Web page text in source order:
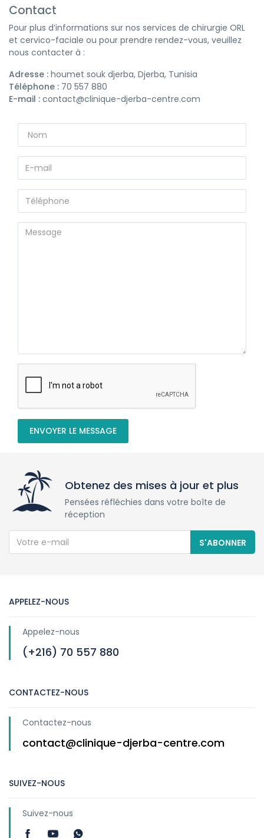
Contact
Pour plus d’informations sur nos services de chirurgie ORL
et cervico-faciale ou pour prendre rendez-vous, veuillez
nous contacter à :
Adresse : houmet souk djerba, Djerba, Tunisia
Téléphone : 70 557 880
E-mail : contact@clinique-djerba-centre.com
ENVOYER LE MESSAGE
Obtenez des mises à jour et plus
Pensées réfléchies dans votre boîte de
réception
S'ABONNER
APPELEZ-NOUS
Appelez-nous
(+216) 70 557 880
CONTACTEZ-NOUS
Contactez-nous
contact@clinique-djerba-centre.com
SUIVEZ-NOUS
Suivez-nous